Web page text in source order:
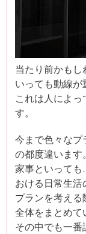
当たり前かも
いっても動線が
これは人によ
す。
今まで色々な
の都度違います。
家事といって
おける日常生活
プランを考え
全体をまとめて
その中でも一番